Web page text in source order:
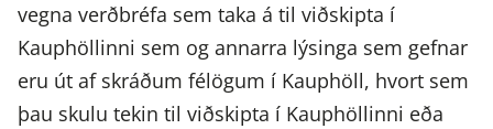
vegna verðbréfa sem taka á til viðskipta í
Kauphöllinni sem og annarra lýsinga sem gefnar
eru út af skráðum félögum í Kauphöll, hvort sem
þau skulu tekin til viðskipta í Kauphöllinni eða